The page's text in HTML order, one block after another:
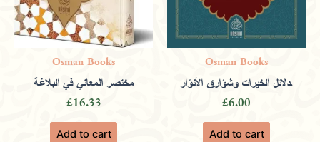
Osman Books
مختصر المعاني في البلاغة
£16.33
Add to cart
Osman Books
دلائل الخيرات وشؤارق الأنؤار.
£6.00
Add to cart